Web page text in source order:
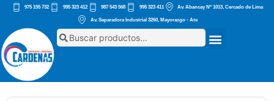
975 155 732 995 323 412 987 543 568 995 323 411 Av. Abancay Nº 1013, Cercado de Lima
Av. Separadora Industrial 3260, Mayorazgo - Ate